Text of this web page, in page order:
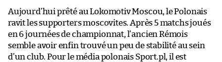
Aujourd’hui prêté au Lokomotiv Moscou, le Polonais
ravit les supporters moscovites. Après 5 matchs joués
en 6 journées de championnat, l’ancien Rémois
semble avoir enfin trouvé un peu de stabilité au sein
d’un club. Pour le média polonais Sport.pl, il est